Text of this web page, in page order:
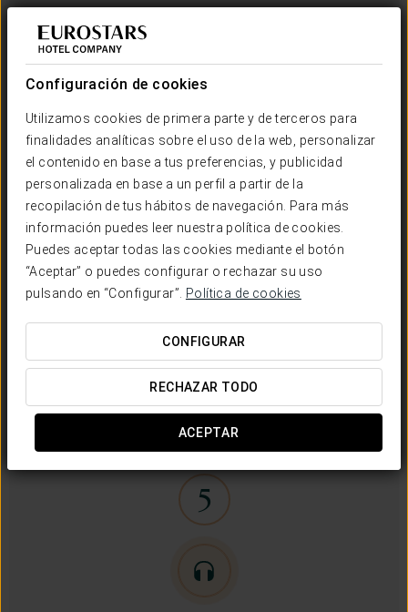
Configuración de cookies
Utilizamos cookies de primera parte y de terceros para
finalidades analíticas sobre el uso de la web, personalizar
el contenido en base a tus preferencias, y publicidad
personalizada en base a un perfil a partir de la
recopilación de tus hábitos de navegación. Para más
información puedes leer nuestra política de cookies.
Puedes aceptar todas las cookies mediante el botón
“Aceptar” o puedes configurar o rechazar su uso
pulsando en “Configurar”. Política de cookies
CONFIGURAR
RECHAZAR TODO
ACEPTAR